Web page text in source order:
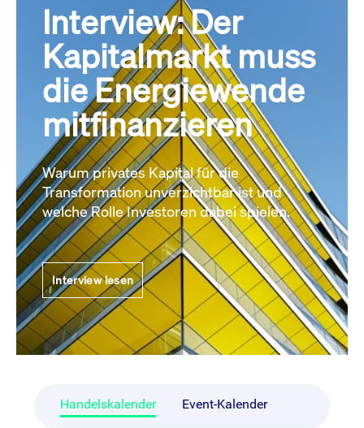
Interview: Der
Kapitalmarkt muss
die Energiewende
mitfinanzieren
Warum privates Kapital für die
Transformation unverzichtbar ist und
welche Rolle Investoren dabei spielen.
Interview lesen
Handelskalender Event-Kalender